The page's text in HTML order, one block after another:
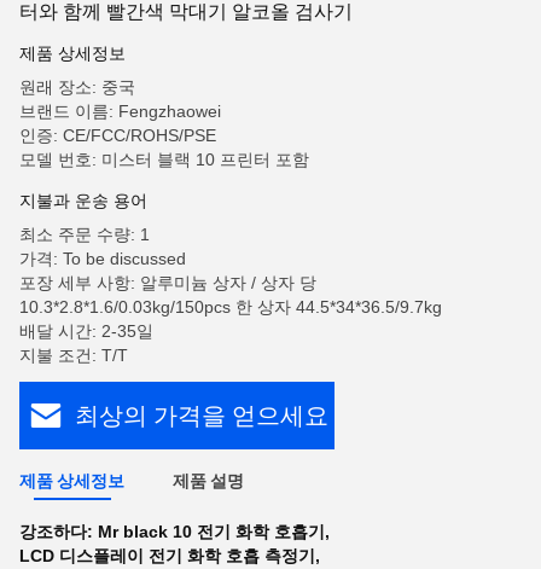
터와 함께 빨간색 막대기 알코올 검사기
제품 상세정보
원래 장소: 중국
브랜드 이름: Fengzhaowei
인증: CE/FCC/ROHS/PSE
모델 번호: 미스터 블랙 10 프린터 포함
지불과 운송 용어
최소 주문 수량: 1
가격: To be discussed
포장 세부 사항: 알루미늄 상자 / 상자 당
10.3*2.8*1.6/0.03kg/150pcs 한 상자 44.5*34*36.5/9.7kg
배달 시간: 2-35일
지불 조건: T/T
최상의 가격을 얻으세요
제품 상세정보 제품 설명
강조하다: Mr black 10 전기 화학 호흡기 ,
LCD 디스플레이 전기 화학 호흡 측정기 ,